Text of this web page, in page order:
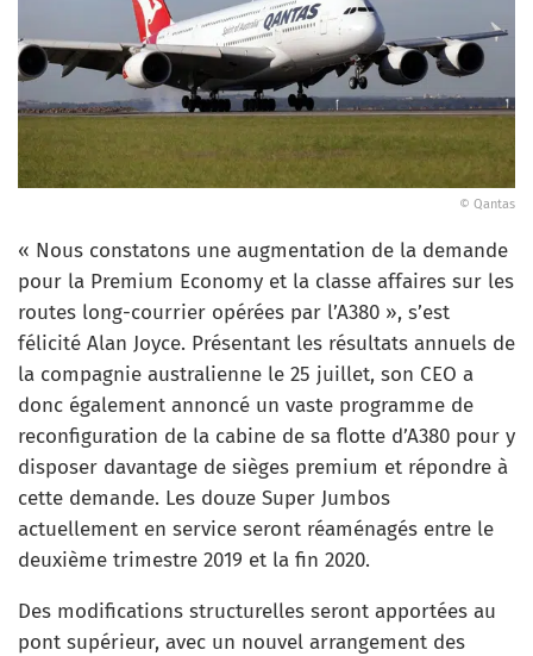
© Qantas
« Nous constatons une augmentation de la demande
pour la Premium Economy et la classe affaires sur les
routes long-courrier opérées par l’A380 », s’est
félicité Alan Joyce. Présentant les résultats annuels de
la compagnie australienne le 25 juillet, son CEO a
donc également annoncé un vaste programme de
reconfiguration de la cabine de sa flotte d’A380 pour y
disposer davantage de sièges premium et répondre à
cette demande. Les douze Super Jumbos
actuellement en service seront réaménagés entre le
deuxième trimestre 2019 et la fin 2020.
Des modifications structurelles seront apportées au
pont supérieur, avec un nouvel arrangement des